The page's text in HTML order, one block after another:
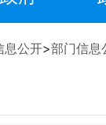
息公开>部门信息